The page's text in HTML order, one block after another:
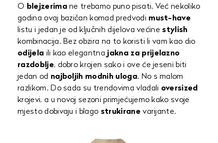
O blejzerimane trebamo puno pisati. Već nekoliko
godina ovaj bazičan komad predvodi must-have
listu i jedan je od ključnih dijelova većine stylish
kombinacija. Bez obzira na to koristi li vam kao dio
odijela ili kao elegantna jakna za prijelazno
razdoblje, dobro krojen sako i ove će jeseni biti
jedan od najboljih modnih uloga. No s malom
razlikom. Do sada su trendovima vladali oversized
krojevi, a u novoj sezoni primjećujemo kako svoje
mjesto dobivaju i blago strukirane varijante.